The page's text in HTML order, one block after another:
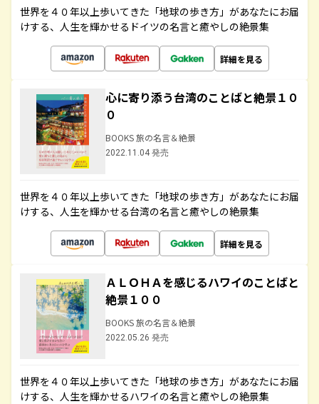
世界を４０年以上歩いてきた「地球の歩き方」があなたにお届
けする、人生を輝かせるドイツの名言と癒やしの絶景集
詳細を見る
心に寄り添う台湾のことばと絶景１０
０
BOOKS 旅の名言＆絶景
2022.11.04 発売
世界を４０年以上歩いてきた「地球の歩き方」があなたにお届
けする、人生を輝かせる台湾の名言と癒やしの絶景集
詳細を見る
ＡＬＯＨＡを感じるハワイのことばと
絶景１００
BOOKS 旅の名言＆絶景
2022.05.26 発売
世界を４０年以上歩いてきた「地球の歩き方」があなたにお届
けする、人生を輝かせるハワイの名言と癒やしの絶景集